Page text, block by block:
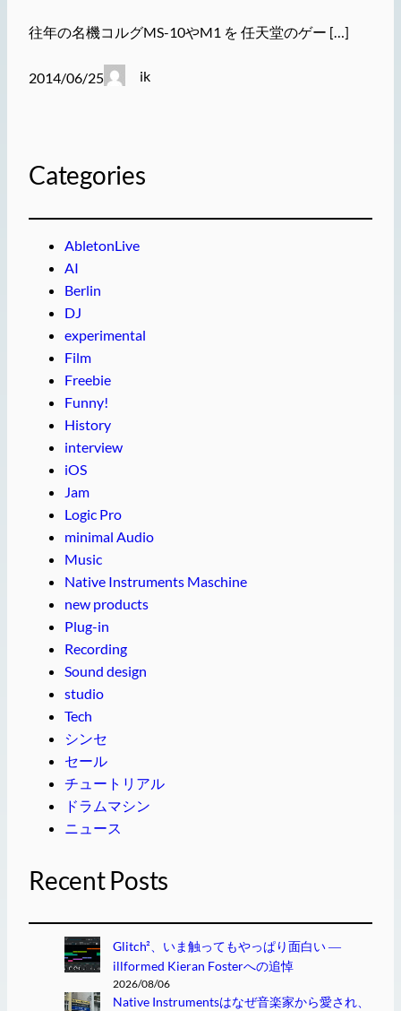
往年の名機コルグMS-10やM1 を 任天堂のゲー […]
2014/06/25 ik
Categories
AbletonLive
AI
Berlin
DJ
experimental
Film
Freebie
Funny!
History
interview
iOS
Jam
Logic Pro
minimal Audio
Music
Native Instruments Maschine
new products
Plug-in
Recording
Sound design
studio
Tech
シンセ
セール
チュートリアル
ドラムマシン
ニュース
Recent Posts
Glitch²、いま触ってもやっぱり面白い ―
illformed Kieran Fosterへの追悼
2026/08/06
Native Instrumentsはなぜ音楽家から愛され、